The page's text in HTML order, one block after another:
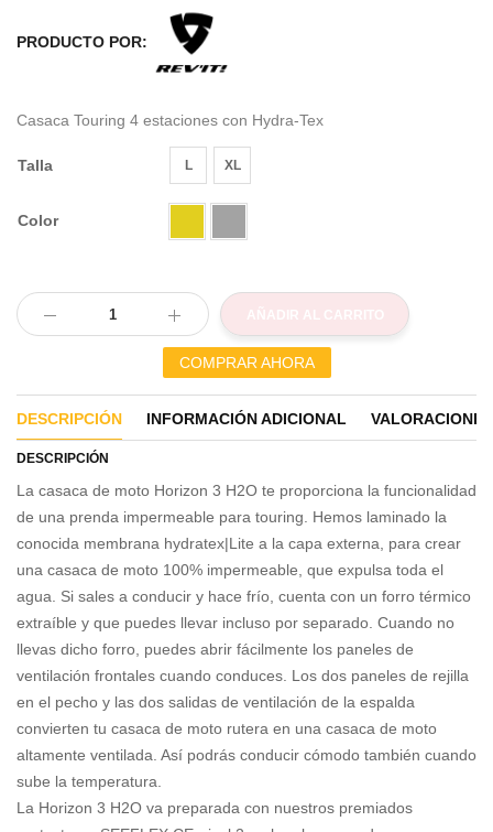
PRODUCTO POR:
Casaca Touring 4 estaciones con Hydra-Tex
Talla L XL
Color
COMPRAR AHORA
DESCRIPCIÓN INFORMACIÓN ADICIONAL
DESCRIPCIÓN
La casaca de moto Horizon 3 H2O te proporciona la funcionalidad
de una prenda impermeable para touring. Hemos laminado la
conocida membrana hydratex|Lite a la capa externa, para crear
una casaca de moto 100% impermeable, que expulsa toda el
agua. Si sales a conducir y hace frío, cuenta con un forro térmico
extraíble y que puedes llevar incluso por separado. Cuando no
llevas dicho forro, puedes abrir fácilmente los paneles de
ventilación frontales cuando conduces. Los dos paneles de rejilla
en el pecho y las dos salidas de ventilación de la espalda
convierten tu casaca de moto rutera en una casaca de moto
altamente ventilada. Así podrás conducir cómodo también cuando
sube la temperatura.
La Horizon 3 H2O va preparada con nuestros premiados